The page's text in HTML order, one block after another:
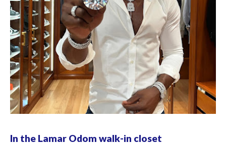
In the Lamar Odom walk-in closet